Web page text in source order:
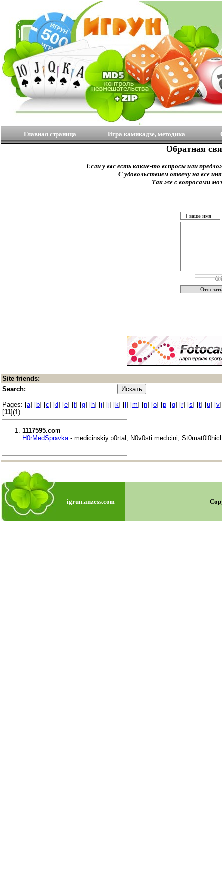
Главная страница Игра камикадзе, методика
Обратная
Если у вас есть какие-то вопросы или
С удовольствием отвечу на все
Так же с вопросами
Site friends:
Search:
Pages: [a] [b] [c] [d] [e] [f] [g] [h] [i] [j] [k] [ ] [m] [n] [o] [p] [q] [r] [s] [t] [u] [v
[11](1)
1117595.com
H0rMedSpravka - medicinskiy p0rtal, N0v0sti medicini,
igrun.anzess.com